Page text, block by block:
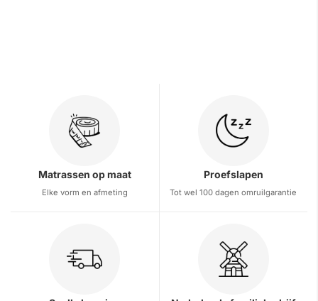
Matrassen op maat
Elke vorm en afmeting
Proefslapen
Tot wel 100 dagen omruilgarantie